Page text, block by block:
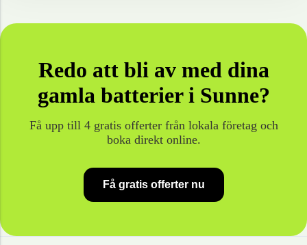
Redo att bli av med dina
gamla batterieri Sunne?
Få upp till 4 gratis offerter från lokala företag och
boka direkt online.
Få gratis offerter nu